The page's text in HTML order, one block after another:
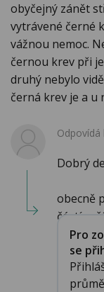
obyčejný zánět
vytrávené černé
vážnou nemoc.
černou krev při
druhý nebylo
černá krev je a u
Odpovídá
Dobrý
obecně
částí
Pro
se